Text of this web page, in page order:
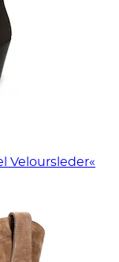
Veloursleder«